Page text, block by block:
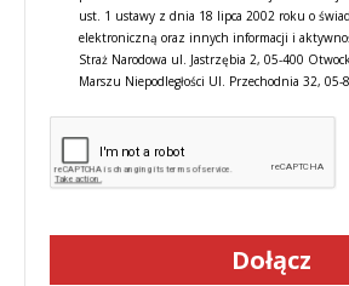
ust. 1 ustawy z dnia 18 lipca 2002 roku o
elektroniczną oraz innych informacji i
Straż Narodowa ul. Jastrzębia 2, 05-400
Marszu Niepodległości Ul. Przechodnia 32,
Dołącz